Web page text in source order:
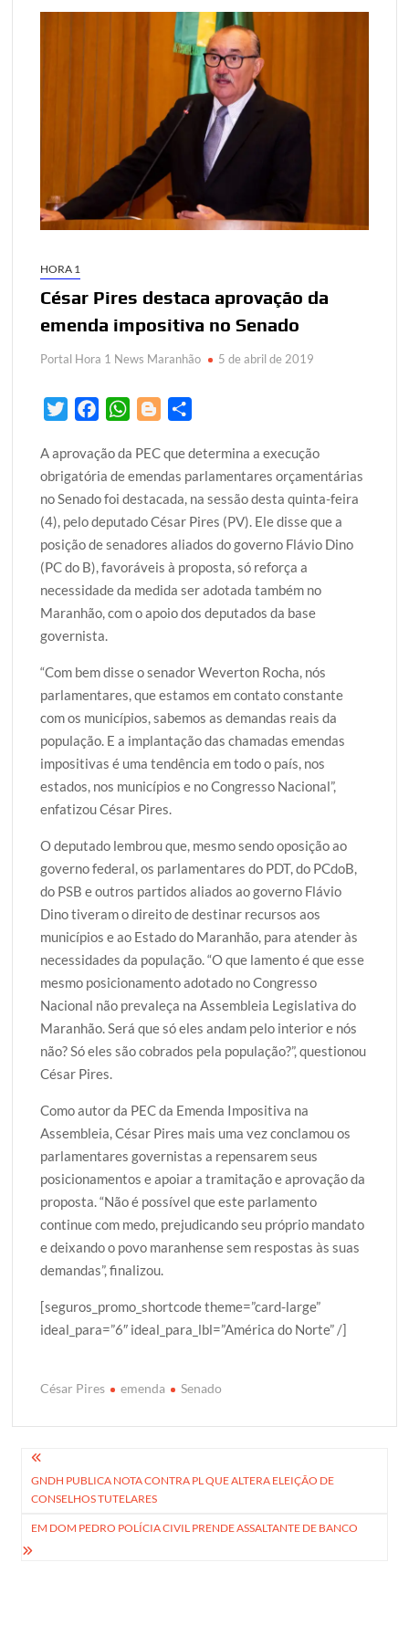
HORA 1
César Pires destaca aprovação da
emenda impositiva no Senado
Portal Hora 1 News Maranhão 5 de abril de 2019
i
t
t
e
r
c
e
b
o
o
k
W
a
t
s
A
p
p
o
g
g
e
r
a
r
e
A aprovação da PEC que determina a execução
obrigatória de emendas parlamentares orçamentárias
no Senado foi destacada, na sessão desta quinta-feira
(4), pelo deputado César Pires (PV). Ele disse que a
posição de senadores aliados do governo Flávio Dino
(PC do B), favoráveis à proposta, só reforça a
necessidade da medida ser adotada também no
Maranhão, com o apoio dos deputados da base
governista.
“Com bem disse o senador Weverton Rocha, nós
parlamentares, que estamos em contato constante
com os municípios, sabemos as demandas reais da
população. E a implantação das chamadas emendas
impositivas é uma tendência em todo o país, nos
estados, nos municípios e no Congresso Nacional”,
enfatizou César Pires.
O deputado lembrou que, mesmo sendo oposição ao
governo federal, os parlamentares do PDT, do PCdoB,
do PSB e outros partidos aliados ao governo Flávio
Dino tiveram o direito de destinar recursos aos
municípios e ao Estado do Maranhão, para atender às
necessidades da população. “O que lamento é que esse
mesmo posicionamento adotado no Congresso
Nacional não prevaleça na Assembleia Legislativa do
Maranhão. Será que só eles andam pelo interior e nós
não? Só eles são cobrados pela população?”, questionou
César Pires.
Como autor da PEC da Emenda Impositiva na
Assembleia, César Pires mais uma vez conclamou os
parlamentares governistas a repensarem seus
posicionamentos e apoiar a tramitação e aprovação da
proposta. “Não é possível que este parlamento
continue com medo, prejudicando seu próprio mandato
e deixando o povo maranhense sem respostas às suas
demandas”, finalizou.
[seguros_promo_shortcode theme=”card-large”
ideal_para=”6″ ideal_para_lbl=”América do Norte” /]
César Pires emenda Senado
Navegação
de
Post
GNDH PUBLICA NOTA CONTRA PL QUE ALTERA ELEIÇÃO DE
CONSELHOS TUTELARES
EM DOM PEDRO POLÍCIA CIVIL PRENDE ASSALTANTE DE BANCO